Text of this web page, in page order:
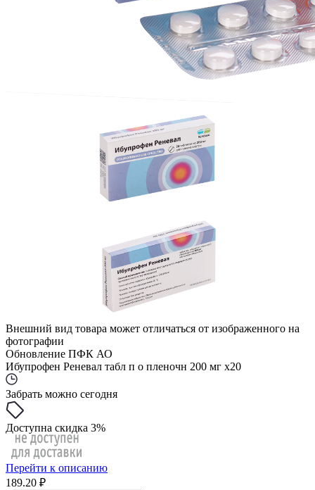
Внешний вид товара может отличаться от изображенного на
фотографии
Обновление ПФК АО
Ибупрофен Реневал табл п о пленочн 200 мг x20
Забрать можно сегодня
Доступна скидка 3%
Перейти к описанию
189.20 ₽